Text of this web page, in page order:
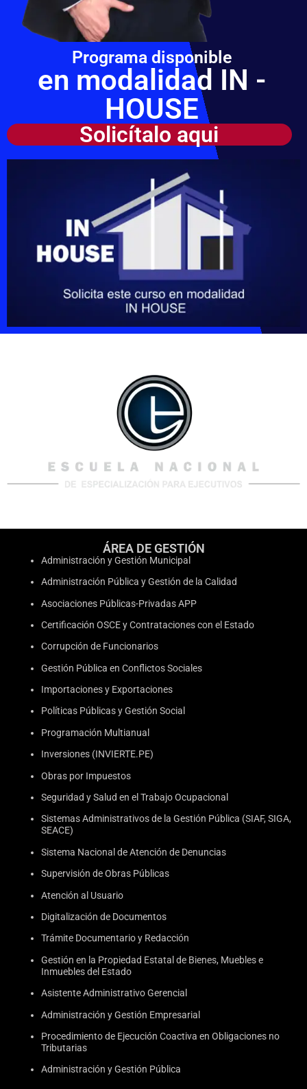
Programa disponible
en modalidad IN -
HOUSE
Solicítalo aqui
ÁREA DE GESTIÓN
Administración y Gestión Municipal
Administración Pública y Gestión de la Calidad
Asociaciones Públicas-Privadas APP
Certificación OSCE y Contrataciones con el Estado
Corrupción de Funcionarios
Gestión Pública en Conflictos Sociales
Importaciones y Exportaciones
Políticas Públicas y Gestión Social
Programación Multianual
Inversiones (INVIERTE.PE)
Obras por Impuestos
Seguridad y Salud en el Trabajo Ocupacional
Sistemas Administrativos de la Gestión Pública (SIAF, SIGA,
SEACE)
Sistema Nacional de Atención de Denuncias
Supervisión de Obras Públicas
Atención al Usuario
Digitalización de Documentos
Trámite Documentario y Redacción
Gestión en la Propiedad Estatal de Bienes, Muebles e
Inmuebles del Estado
Asistente Administrativo Gerencial
Administración y Gestión Empresarial
Procedimiento de Ejecución Coactiva en Obligaciones no
Tributarias
Administración y Gestión Pública